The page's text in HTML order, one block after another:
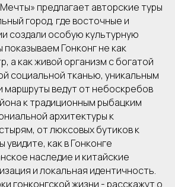
предлагает авторские туры
город, где восточные и
создали особую культурную
Гонконг не как
а как живой организм с богатой
социальной тканью, уникальным
маршруты ведут от небоскребов
к традиционным рыбацким
архитектуры к
от люксовых бутиков к
как в Гонконге
наследие и китайские
и локальная идентичность.
гонконгской жизни - расскажут о